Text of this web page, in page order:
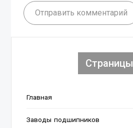
Отправить комментарий
Страницы
Главная
Заводы подшипников